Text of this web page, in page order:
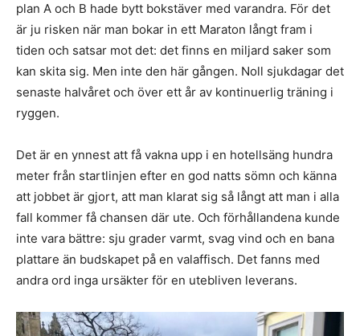
plan A och B hade bytt bokstäver med varandra. För det
är ju risken när man bokar in ett Maraton långt fram i
tiden och satsar mot det: det finns en miljard saker som
kan skita sig. Men inte den här gången. Noll sjukdagar det
senaste halvåret och över ett år av kontinuerlig träning i
ryggen.
Det är en ynnest att få vakna upp i en hotellsäng hundra
meter från startlinjen efter en god natts sömn och känna
att jobbet är gjort, att man klarat sig så långt att man i alla
fall kommer få chansen där ute. Och förhållandena kunde
inte vara bättre: sju grader varmt, svag vind och en bana
plattare än budskapet på en valaffisch. Det fanns med
andra ord inga ursäkter för en utebliven leverans.